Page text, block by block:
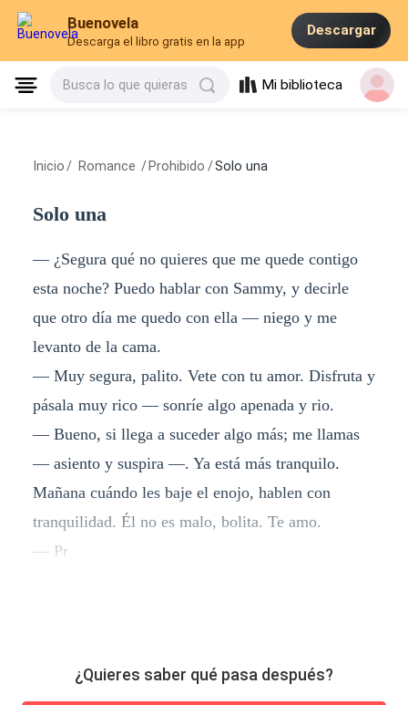
Buenovela
Descarga el libro gratis en la app
Descargar
Busca lo que quieras Mi biblioteca
Inicio / Romance / Prohibido /Solo una
Solo una
— ¿Segura qué no quieres que me quede contigo
esta noche? Puedo hablar con Sammy, y decirle
que otro día me quedo con ella — niego y me
levanto de la cama.
— Muy segura, palito. Vete con tu amor. Disfruta y
pásala muy rico — sonríe algo apenada y rio.
— Bueno, si llega a suceder algo más; me llamas
— asiento y suspira —. Ya está más tranquilo.
Mañana cuándo les baje el enojo, hablen con
tranquilidad. Él no es malo, bolita. Te amo.
— Pr
¿Quieres saber qué pasa después?